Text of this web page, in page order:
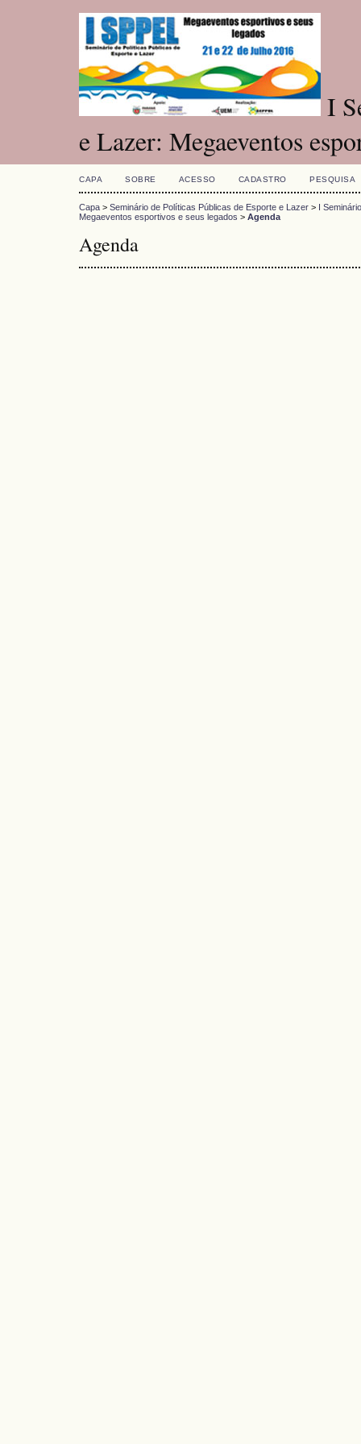
I
e Lazer: Megaeventos
CAPA SOBRE ACESSO CADASTRO PESQUISA
Capa > Seminário de Políticas Públicas de Esporte e Lazer > I
Megaeventos esportivos e seus legados > Agenda
Agenda